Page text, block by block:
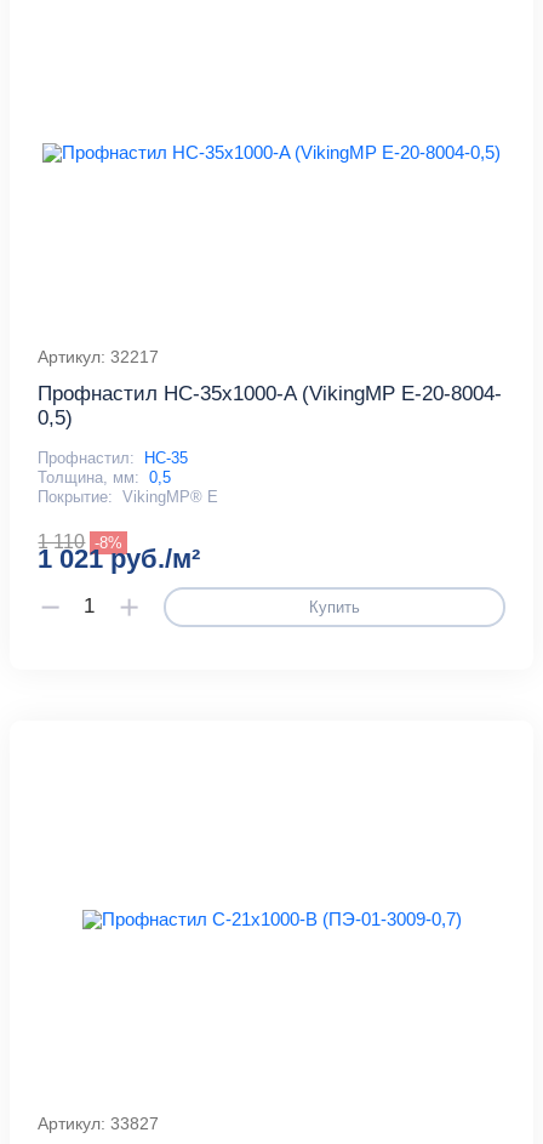
Артикул: 32217
Профнастил НС-35x1000-A (VikingMP E-20-8004-
0,5)
Профнастил:
НС-35
Толщина, мм: 0,5
Покрытие: VikingMP® E
1 110 -8%
1 021 руб./м²
Купить
Артикул: 33827